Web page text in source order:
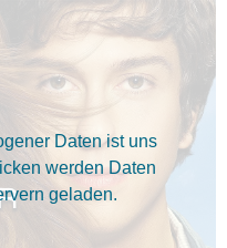
Daten ist uns
werden Daten
geladen.